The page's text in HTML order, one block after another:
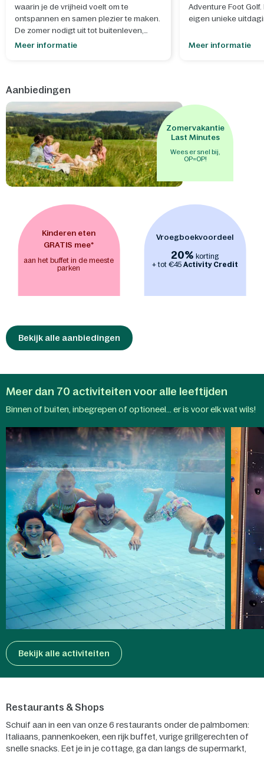
waarin je de vrijheid voelt om te
ontspannen en samen plezier te maken.
De zomer nodigt uit tot buitenleven,
spontane momenten en het creëren van
onzezomerworkshops
iets moois maakt dat helemaal past bij
het seizoen en zorgt voor een extra
dosis zomerse gezelligheid. Bouw en
versier je eigenmini-ijsjeskraamof
maak eenschatkist met slotom je
geheimen in te bewaren. - Na een
zonnige dag is het heerlijk om samen te
genieten van de avontuurlijke
perfecte afsluiter van de dag vol
spetterend plezier. - Binnen wacht een
wereld vol avonturen, waar kinderen
zich kunnen uitleven in de
indoor
Het Heijderbos) en
. Van
fietstocht in het zonovergoten
landschap. Met deNature Discovery-
Appverandert elke stap in een
natuurlijke wonderen van het park.
Meer informatie
Adventure Foot
eigen unieke
Meer informatie
Aanbiedingen
Zomervakantie
Last Minutes
Wees er snel bij,
OP=OP!
Kinderen eten
GRATIS mee*
aan het buffet in de meeste
parken
Vroegboekvoordeel
20% korting
+ tot €45 Activity Credit
Bekijk alle aanbiedingen
Meer dan 70 activiteiten voor alle leeftijden
Binnen of buiten, inbegrepen of optioneel... er is voor elk wat wils!
Aqua
Bekijk alle activiteiten
Restaurants & Shops
Schuif aan in een van onze 6 restaurants onder de palmbomen:
Italiaans, pannenkoeken, een rijk buffet, vurige grillgerechten of
snelle snacks. Eet je in je cottage, ga dan langs de supermarkt,